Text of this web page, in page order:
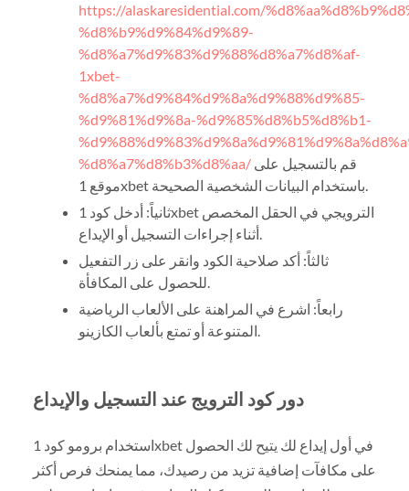
https://alaskaresidential.com/
%d8%b9%d9%84%d9%89-
%d8%a7%d9%83%d9%88%d8%a7%d8%af-
1xbet-
%d8%a7%d9%84%d9%8a%d9%88%d9%85-
%d9%81%d9%8a-%d9%85%d8%b5%d8%b1-
%d8%a7%d8%b3%d8%aa/قم بالتسجيل على
موقع 1xbet باستخدام البيانات الشخصية الصحيحة.
ثانياً: أدخل كود 1xbet الترويجي في الحقل المخصص
أثناء إجراءات التسجيل أو الإيداع.
ثالثاً: أكد صلاحية الكود وانقر على زر التفعيل
للحصول على المكافأة.
رابعاً: اشرع في المراهنة على الألعاب الرياضية
المتنوعة أو تمتع بألعاب الكازينو.
دور كود الترويج عند التسجيل والإيداع
استخدام برومو كود 1xbet في أول إيداع لك يتيح لك الحصول
على مكافآت إضافية تزيد من رصيدك، مما يمنحك فرص أكثر